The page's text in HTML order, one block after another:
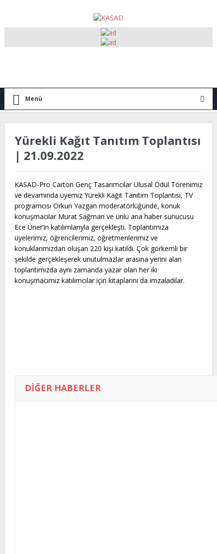
Menü
Yürekli Kağıt Tanıtım Toplantısı
| 21.09.2022
KASAD-Pro Carton Genç Tasarımcılar Ulusal Ödül Törenimiz
ve devamında üyemiz Yürekli Kağıt Tanıtım Toplantısı, TV
programcısı Orkun Yazgan moderatörlüğünde, konuk
konuşmacılar Murat Sağman ve ünlü ana haber sunucusu
Ece Üner’in katılımlarıyla gerçekleşti. Toplantımıza
üyelerimiz, öğrencilerimiz, öğretmenlerimiz ve
konuklarımızdan oluşan 220 kişi katıldı. Çok görkemli bir
şekilde gerçekleşerek unutulmazlar arasına yerini alan
toplantımızda aynı zamanda yazar olan her iki
konuşmacımız katılımcılar için kitaplarını da imzaladılar.
DIĞER HABERLER